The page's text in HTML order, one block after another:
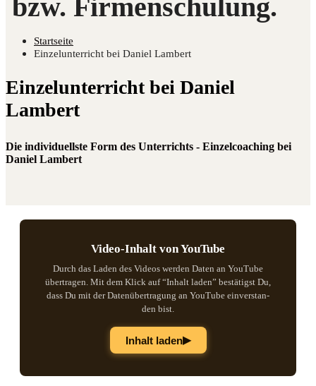
Startseite
Einzelunterricht bei Daniel Lambert
Ein­zel­un­ter­richt bei Dani­el
Lambert
Die individuellste Form des Unterrichts - Einzelcoaching bei
Daniel Lambert
Video-Inhalt von YouTube
Durch das Laden des Vide­os wer­den Daten an You­Tube
über­tra­gen. Mit dem Klick auf “Inhalt laden” bestä­tigst Du,
dass Du mit der Daten­über­tra­gung an You­Tube ein­ver­stan­
den bist.
Inhalt laden▶